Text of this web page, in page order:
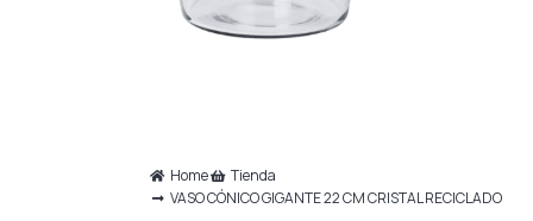
Home
Tienda
VASO CÓNICO GIGANTE 22 CM CRISTAL RECICLADO